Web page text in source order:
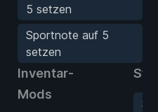
5 setzen
Sportnote auf 5
setzen
Inventar-
Mods